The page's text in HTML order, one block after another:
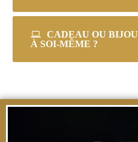
CADEAU OU
À SOI-MÊME ?